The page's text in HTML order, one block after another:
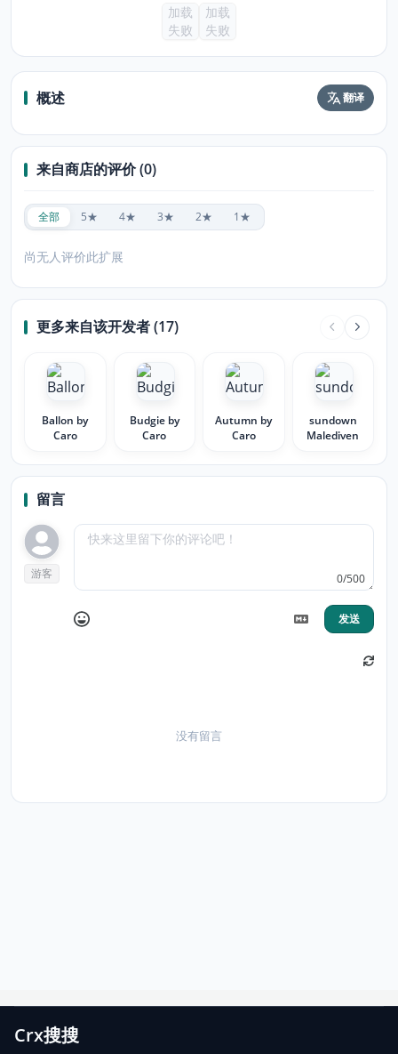
加载
失败
加载
失败
概述 翻译
来自商店的评价 (0)
全部 5★ 4★ 3★ 2★ 1★
尚无人评价此扩展
更多来自该开发者 (17)
Ballon by
Caro
Budgie by
Caro
Autumn by
Caro
sundown
Malediven
留言
游客 0/500
发送
没有留言
Crx搜搜